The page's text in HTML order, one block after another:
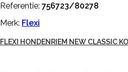
Referentie: 756723/80278
Merk: Flexi
FLEXI HONDENRIEM NEW CLASSIC